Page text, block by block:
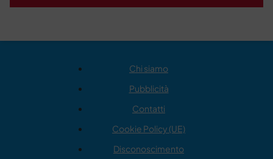
Chi siamo
Pubblicità
Contatti
Cookie Policy (UE)
Disconoscimento